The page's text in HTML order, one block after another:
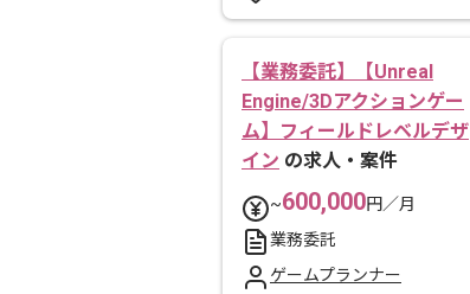
【業務委託】【Unreal
Engine/3Dアクションゲー
ム】フィールドレベルデザ
イン の求人・案件
~600,000円／月
業務委託
ゲームプランナー